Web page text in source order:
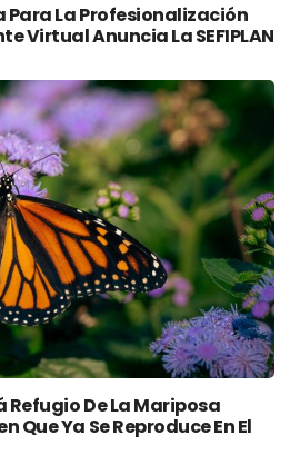
Para La Profesionalización
Virtual Anuncia La SEFIPLAN
Refugio De La Mariposa
Que Ya Se Reproduce En El